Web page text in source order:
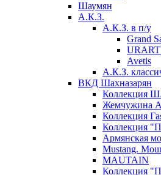
Шаумян
А.К.З.
А.К.З. в п/у
Grand
Avetis
А.К.З.
ВКД Шахназарян
Коллекция
Жемчужина
Коллекция
Коллекция
Армянская
Mustang.
MAUTAIN
Коллекция